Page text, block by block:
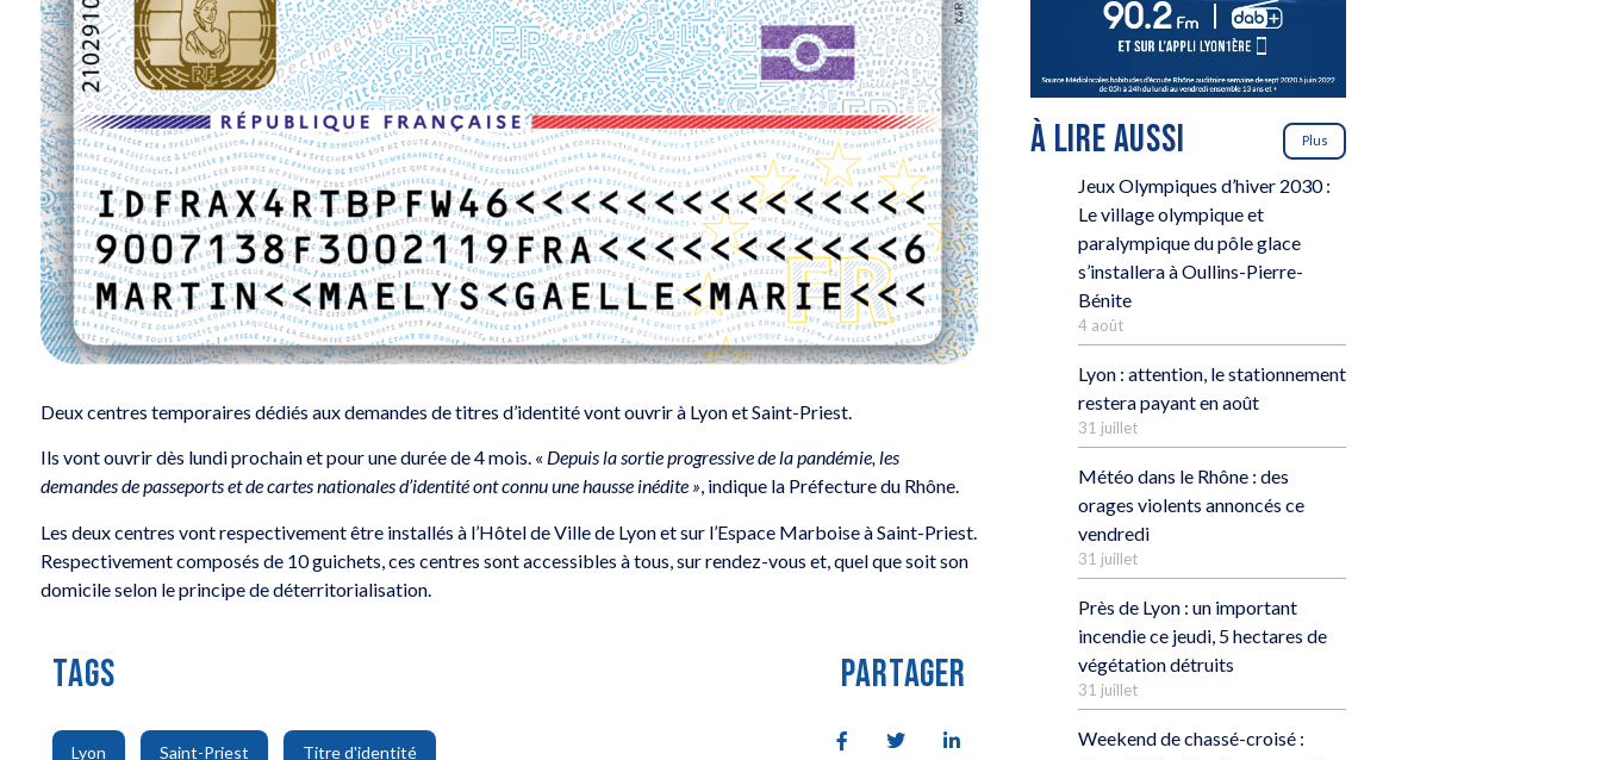
Deux centres temporaires dédiés aux demandes de titres d’identité vont ouvrir à Lyon et Saint-Priest.
Ils vont ouvrir dès lundi prochain et pour une durée de 4 mois. « Depuis la sortie progressive de la pandémie, les
demandes de passeports et de cartes nationales d’identité ont connu une hausse inédite », indique la Préfecture du Rhône.
Les deux centres vont respectivement être installés à l’Hôtel de Ville de Lyon et sur l’Espace Marboise à Saint-Priest.
Respectivement composés de 10 guichets, ces centres sont accessibles à tous, sur rendez-vous et, quel que soit son
domicile selon le principe de déterritorialisation.
TAGS
Lyon
,
Saint-Priest
,
Titre d'identité
PARTAGER
À LIRE AUSSI Plus
Jeux Olympiques d’hiver 2030 :
Le village olympique et
paralympique du pôle glace
s’installera à Oullins-Pierre-
Bénite
4 août
Lyon : attention, le stationnement
restera payant en août
31 juillet
Météo dans le Rhône : des
orages violents annoncés ce
vendredi
31 juillet
Près de Lyon : un important
incendie ce jeudi, 5 hectares de
végétation détruits
31 juillet
Weekend de chassé-croisé :